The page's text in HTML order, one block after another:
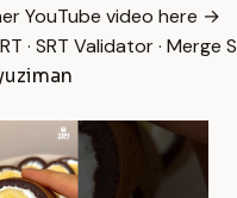
YouTube video here →
· SRT Validator· Merge